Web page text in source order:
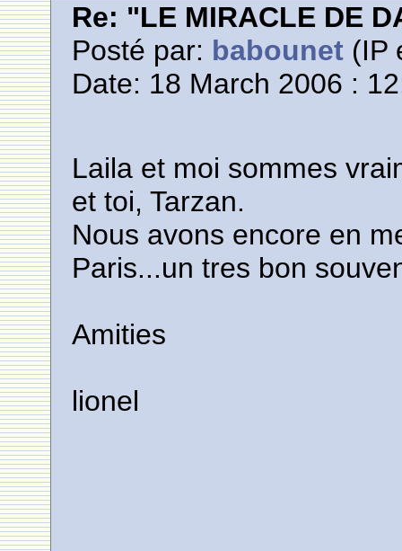
Re: "LE MIRACLE DE
Posté par: babounet (IP
Date: 18 March 2006 :
Laila et moi sommes
et toi, Tarzan.
Nous avons encore en
Paris...un tres bon
Amities
lionel